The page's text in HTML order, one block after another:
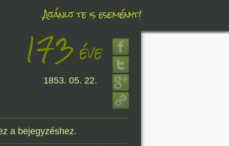
Ajánlj te is eseményt!
173 éve
1853. 05. 22.
a bejegyzéshez.